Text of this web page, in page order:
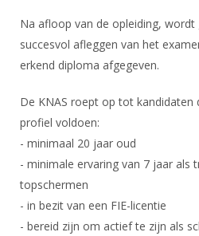
Ereleden
Leden van Verdiensten
Vacatures
Bondsbureau
Contact
Medewerkers
Samenwerking
Reglementen
Materiaal
Rolstoelschermen
Wedstrijdkalender
KNAS Keurmerk
NK's
Talentontwikkeling
Atletencommissie
Internationale Titeltoernooien
Internationale aanmeldingen
Nationale opleidingen
Internationale opleidingen
Opleidingen
Voor scheidsrechters
Nieuws
Na afloop van de opleiding,
succesvol afleggen van het
erkend diploma afgegeven.
De KNAS roept op tot kandidaten
profiel voldoen:
- minimaal 20 jaar oud
- minimale ervaring van 7 jaar als
topschermen
- in bezit van een FIE-licentie
- bereid zijn om actief te zijn als